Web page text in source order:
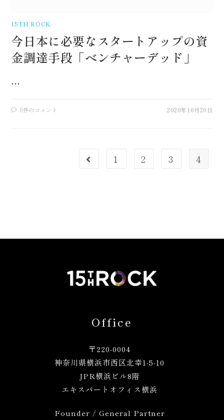
15TH ROCK
今日本に必要なスタートアップの資
金調達手段「ベンチャーデッド」
…
0件のコメント 2020年10月20日
1 2 3 4
Office
〒220-0004
神奈川県横浜市西区北幸1-5-10
JPR横浜ビル8階
エキスパートオフィス横浜
Founder / General Partner